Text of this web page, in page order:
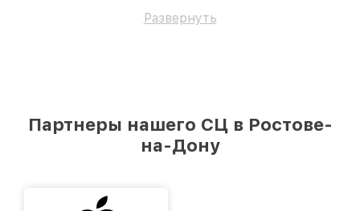
Развернуть
Партнеры нашего СЦ в Ростове-
на-Дону